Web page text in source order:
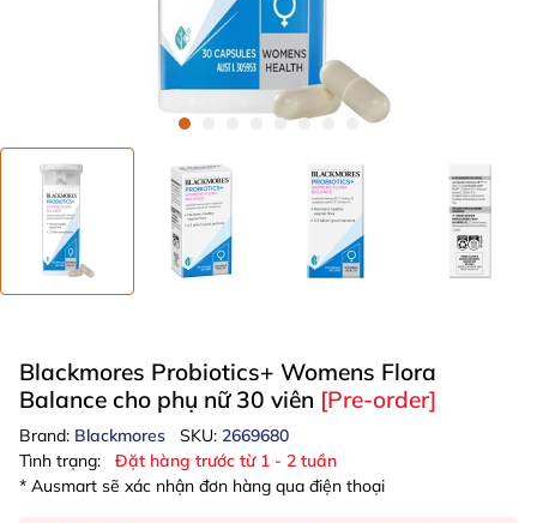
Blackmores Probiotics+ Womens Flora
Balance cho phụ nữ 30 viên [Pre-order]
Brand: Blackmores SKU: 2669680
Tình trạng:
Đặt hàng trước từ 1 - 2 tuần
* Ausmart sẽ xác nhận đơn hàng qua điện thoại